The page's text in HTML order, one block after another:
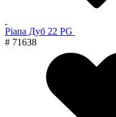
Piana Дуб 22 PG
# 71638